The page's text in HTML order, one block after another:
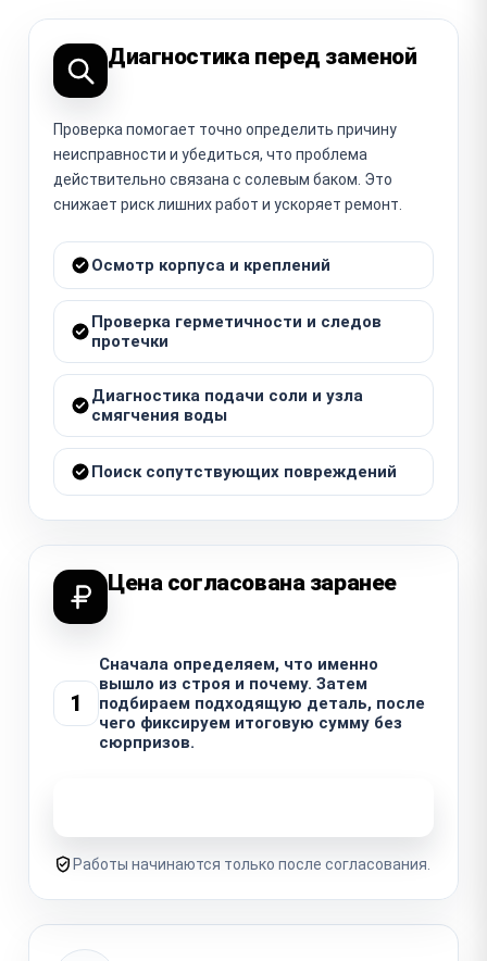
Диагностика перед заменой
Проверка помогает точно определить причину
неисправности и убедиться, что проблема
действительно связана с солевым баком. Это
снижает риск лишних работ и ускоряет ремонт.
Осмотр корпуса и креплений
Проверка герметичности и следов
протечки
Диагностика подачи соли и узла
смягчения воды
Поиск сопутствующих повреждений
Цена согласована заранее
1
Сначала определяем, что именно
вышло из строя и почему. Затем
подбираем подходящую деталь, после
чего фиксируем итоговую сумму без
сюрпризов.
Работы начинаются только после согласования.